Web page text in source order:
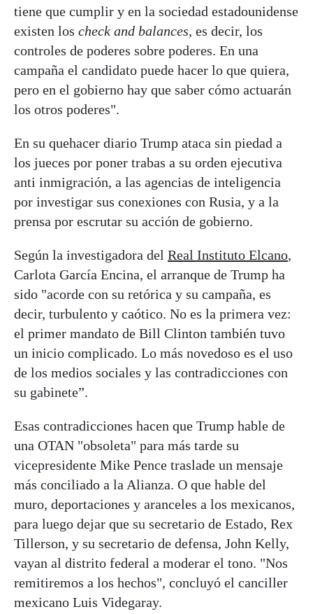
tiene que cumplir y en la sociedad estadounidense
existen los check and balances, es decir, los
controles de poderes sobre poderes. En una
campaña el candidato puede hacer lo que quiera,
pero en el gobierno hay que saber cómo actuarán
los otros poderes".
En su quehacer diario Trump ataca sin piedad a
los jueces por poner trabas a su orden ejecutiva
anti inmigración, a las agencias de inteligencia
por investigar sus conexiones con Rusia, y a la
prensa por escrutar su acción de gobierno.
Según la investigadora del Real Instituto Elcano,
Carlota García Encina, el arranque de Trump ha
sido "acorde con su retórica y su campaña, es
decir, turbulento y caótico. No es la primera vez:
el primer mandato de Bill Clinton también tuvo
un inicio complicado. Lo más novedoso es el uso
de los medios sociales y las contradicciones con
su gabinete”.
Esas contradicciones hacen que Trump hable de
una OTAN "obsoleta" para más tarde su
vicepresidente Mike Pence traslade un mensaje
más conciliado a la Alianza. O que hable del
muro, deportaciones y aranceles a los mexicanos,
para luego dejar que su secretario de Estado, Rex
Tillerson, y su secretario de defensa, John Kelly,
vayan al distrito federal a moderar el tono. "Nos
remitiremos a los hechos", concluyó el canciller
mexicano Luis Videgaray.